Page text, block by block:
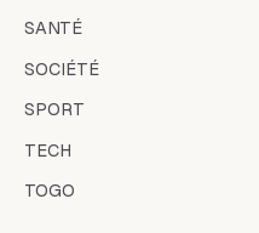
SANTÉ
SOCIÉTÉ
SPORT
TECH
TOGO